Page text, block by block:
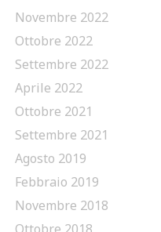
Novembre 2022
Ottobre 2022
Settembre 2022
Aprile 2022
Ottobre 2021
Settembre 2021
Agosto 2019
Febbraio 2019
Novembre 2018